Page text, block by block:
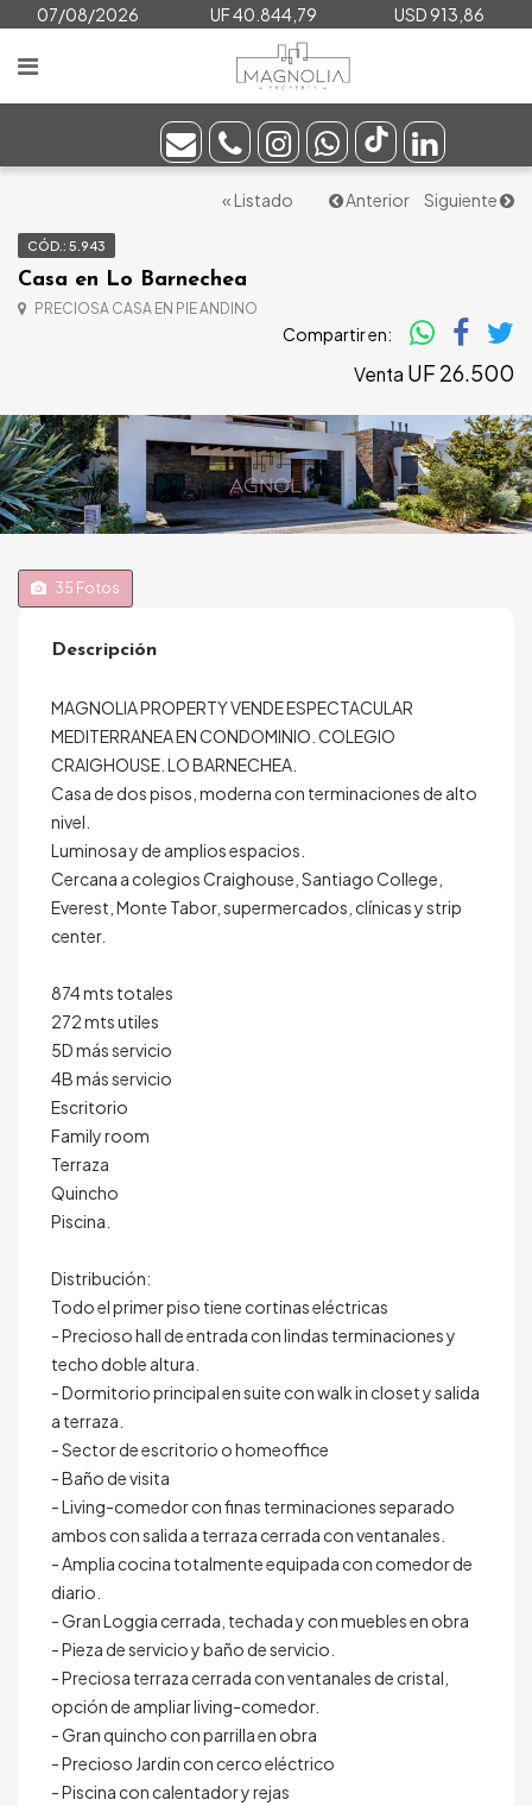
07/08/2026 UF 40.844,79 USD 913,86
« Listado Anterior Siguiente
CÓD.: 5.943
Casa en Lo Barnechea
PRECIOSA CASA EN PIE ANDINO
Compartir en:
Venta UF 26.500
35 Fotos
Descripción
MAGNOLIA PROPERTY VENDE ESPECTACULAR
MEDITERRANEA EN CONDOMINIO. COLEGIO
CRAIGHOUSE. LO BARNECHEA.
Casa de dos pisos, moderna con terminaciones de alto
nivel.
Luminosa y de amplios espacios.
Cercana a colegios Craighouse, Santiago College,
Everest, Monte Tabor, supermercados, clínicas y strip
center.
874 mts totales
272 mts utiles
5D más servicio
4B más servicio
Escritorio
Family room
Terraza
Quincho
Piscina.
Distribución:
Todo el primer piso tiene cortinas eléctricas
- Precioso hall de entrada con lindas terminaciones y
techo doble altura.
- Dormitorio principal en suite con walk in closet y salida
a terraza.
- Sector de escritorio o homeoffice
- Baño de visita
- Living-comedor con finas terminaciones separado
ambos con salida a terraza cerrada con ventanales.
- Amplia cocina totalmente equipada con comedor de
diario.
- Gran Loggia cerrada, techada y con muebles en obra
- Pieza de servicio y baño de servicio.
- Preciosa terraza cerrada con ventanales de cristal,
opción de ampliar living-comedor.
- Gran quincho con parrilla en obra
- Precioso Jardin con cerco eléctrico
- Piscina con calentador y rejas